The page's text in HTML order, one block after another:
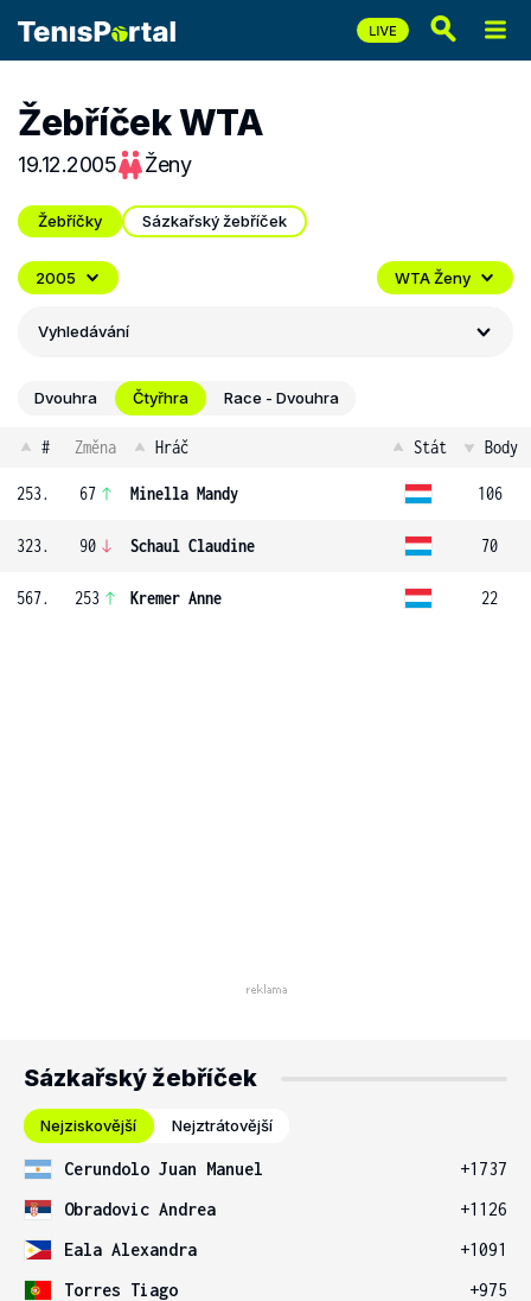
Žebříček WTA
19.12.2005 Ženy
Žebříčky Sázkařský žebříček
2005 WTA Ženy
Vyhledávání
Dvouhra Čtyřhra Race - Dvouhra
# Změna Hráč Stát Body
253. 67 Minella Mandy 106
323. 90 Schaul Claudine 70
567. 253 Kremer Anne 22
Sázkařský žebříček
Nejziskovější Nejztrátovější
Cerundolo Juan Manuel
+1737
Obradovic Andrea
+1126
Eala Alexandra
+1091
Torres Tiago
+975